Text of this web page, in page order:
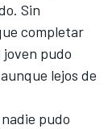
Sin
completar
pudo
lejos de
pudo